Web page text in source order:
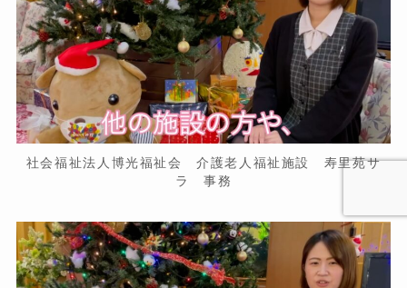
社会福祉法人博光福祉会 介護老人福祉施設 寿里苑サ
ラ 事務